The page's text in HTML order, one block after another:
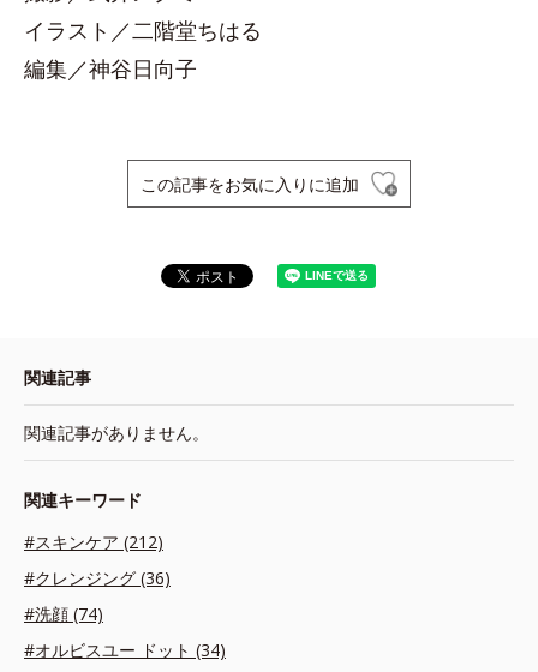
イラスト／二階堂ちはる
編集／神谷日向子
この記事をお気に入りに追加
関連記事
関連記事がありません。
関連キーワード
#スキンケア (212)
#クレンジング (36)
#洗顔 (74)
#オルビスユー ドット (34)